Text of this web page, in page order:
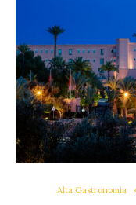
Alta Gastronomia